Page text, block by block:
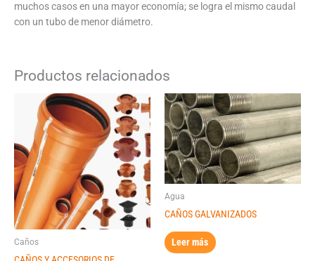
muchos casos en una mayor economía; se logra el mismo caudal
con un tubo de menor diámetro.
Productos relacionados
Caños
Agua
CAÑOS GALVANIZADOS
Leer más